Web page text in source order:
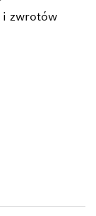
i zwrotów